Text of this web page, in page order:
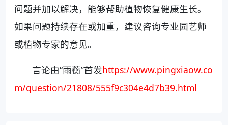
问题并加以解决，能够帮助植物恢复健康生长。
如果问题持续存在或加重，建议咨询专业园艺师
或植物专家的意见。
言论由“雨蘅”首发https://www.pingxiaow.co
m/question/21808/555f9c304e4d7b39.html